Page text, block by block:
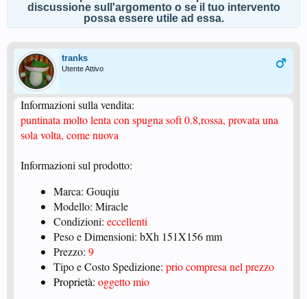
discussione sull'argomento o se il tuo intervento
possa essere utile ad essa.
tranks
Utente Attivo
Informazioni sulla vendita:
puntinata molto lenta con spugna soft 0.8,rossa, provata una
sola volta, come nuova
Informazioni sul prodotto:
Marca: Gouqiu
Modello: Miracle
Condizioni: eccellenti
Peso e Dimensioni: bXh 151X156 mm
Prezzo: 9
Tipo e Costo Spedizione: prio compresa nel prezzo
Proprietà: oggetto mio